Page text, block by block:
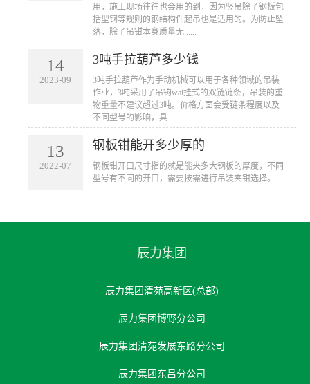
用，施工现场往往也会用的到，因为竖吊除了钢板包
括型钢等规则的钢结构件起吊也是适用的。为防止坠
落，除了吊钳本身质量无......
14
2023-09
3吨手拉葫芦多少钱
3吨手拉葫芦作为手动机械可以用于各种领域的吊装
作业，3吨采用了吊钩wai挂式的双链链条，吊装的重
物重量不建议超过3吨。价格方面会受链条程度以及
不同型号的影响，具......
13
2022-07
钢板钳能开多少厚的
钢板钳开口尺寸指的就是能夹多大钢板的厚度，不同
型号有不同的开口，需要按需进行吊装夹钳选择。...
辰力集团
辰力集团清苑高新区(总部)
辰力集团博野分公司
辰力集团清苑发展东路分公司
辰力集团东吕分公司